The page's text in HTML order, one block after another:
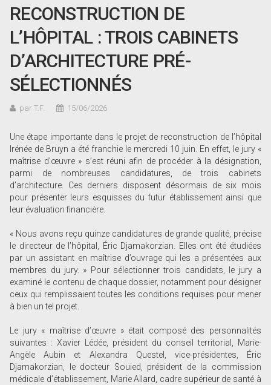
RECONSTRUCTION DE
L’HÔPITAL : TROIS CABINETS
D’ARCHITECTURE PRÉ-
SÉLECTIONNÉS
par T.F. 15/06/2026
Une étape importante dans le projet de reconstruction de l’hôpital
Irénée de Bruyn a été franchie le mercredi 10 juin. En effet, le jury «
maîtrise d’œuvre » s’est réuni afin de procéder à la désignation,
parmi de nombreuses candidatures, de trois cabinets
d’architecture. Ces derniers disposent désormais de six mois
pour présenter leurs esquisses du futur établissement ainsi que
leur évaluation financière.
« Nous avons reçu quinze candidatures de grande qualité, précise
le directeur de l’hôpital, Éric Djamakorzian. Elles ont été étudiées
par un assistant en maîtrise d’ouvrage qui les a présentées aux
membres du jury. » Pour sélectionner trois candidats, le jury a
examiné le contenu de chaque dossier, notamment pour désigner
ceux qui remplissaient toutes les conditions requises pour mener
à bien un tel projet.
Le jury « maîtrise d’œuvre » était composé des personnalités
suivantes : Xavier Lédée, président du conseil territorial, Marie-
Angèle Aubin et Alexandra Questel, vice-présidentes, Éric
Djamakorzian, le docteur Souied, président de la commission
médicale d’établissement, Marie Allard, cadre supérieur de santé à